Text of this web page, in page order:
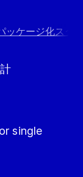
ッケージ化スク
single